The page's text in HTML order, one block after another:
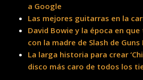
a Google
Las mejores guitarras en la
David Bowie y la época en
con la madre de Slash de Guns
La larga historia para crear
disco más caro de todos los